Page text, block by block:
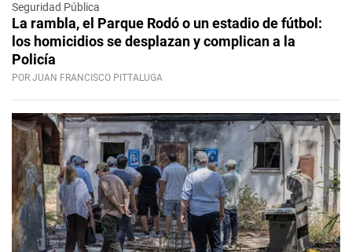
Seguridad Pública
La rambla, el Parque Rodó o un estadio de fútbol:
los homicidios se desplazan y complican a la
Policía
POR JUAN FRANCISCO PITTALUGA